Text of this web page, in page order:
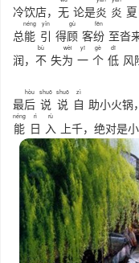
冷饮店， 无 论是炎 炎 夏
总能
néng
引
yǐn
得顾
gù
客纷
fēn
至沓
润， 不
bù
失为
wèi
一
yī
个
gè
低
dī
风
最后
hòu
说
shuō
说
shuō
自
zì
助小火锅
能
néng
日
rì
入
rù
上千，绝对是小